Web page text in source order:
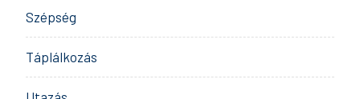
Szépség
Táplálkozás